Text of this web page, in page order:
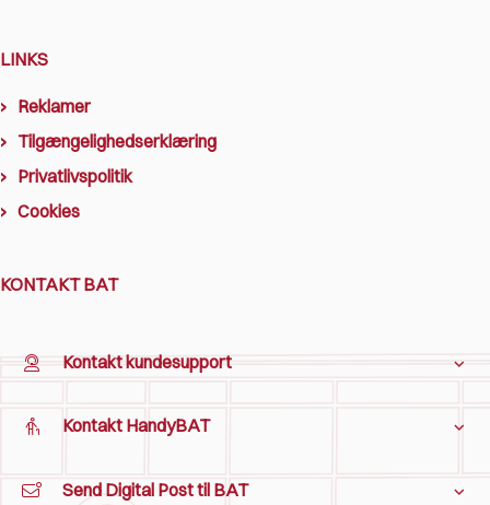
LINKS
Reklamer
Tilgængelighedserklæring
Privatlivspolitik
Cookies
KONTAKT BAT
Kontakt kundesupport
Kontakt HandyBAT
Send Digital Post til BAT